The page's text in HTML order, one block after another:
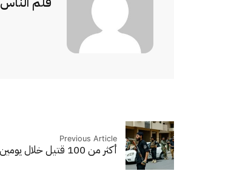
Previous Article
أكثر من 100 قتيل خلال يومين في اشتباكات…